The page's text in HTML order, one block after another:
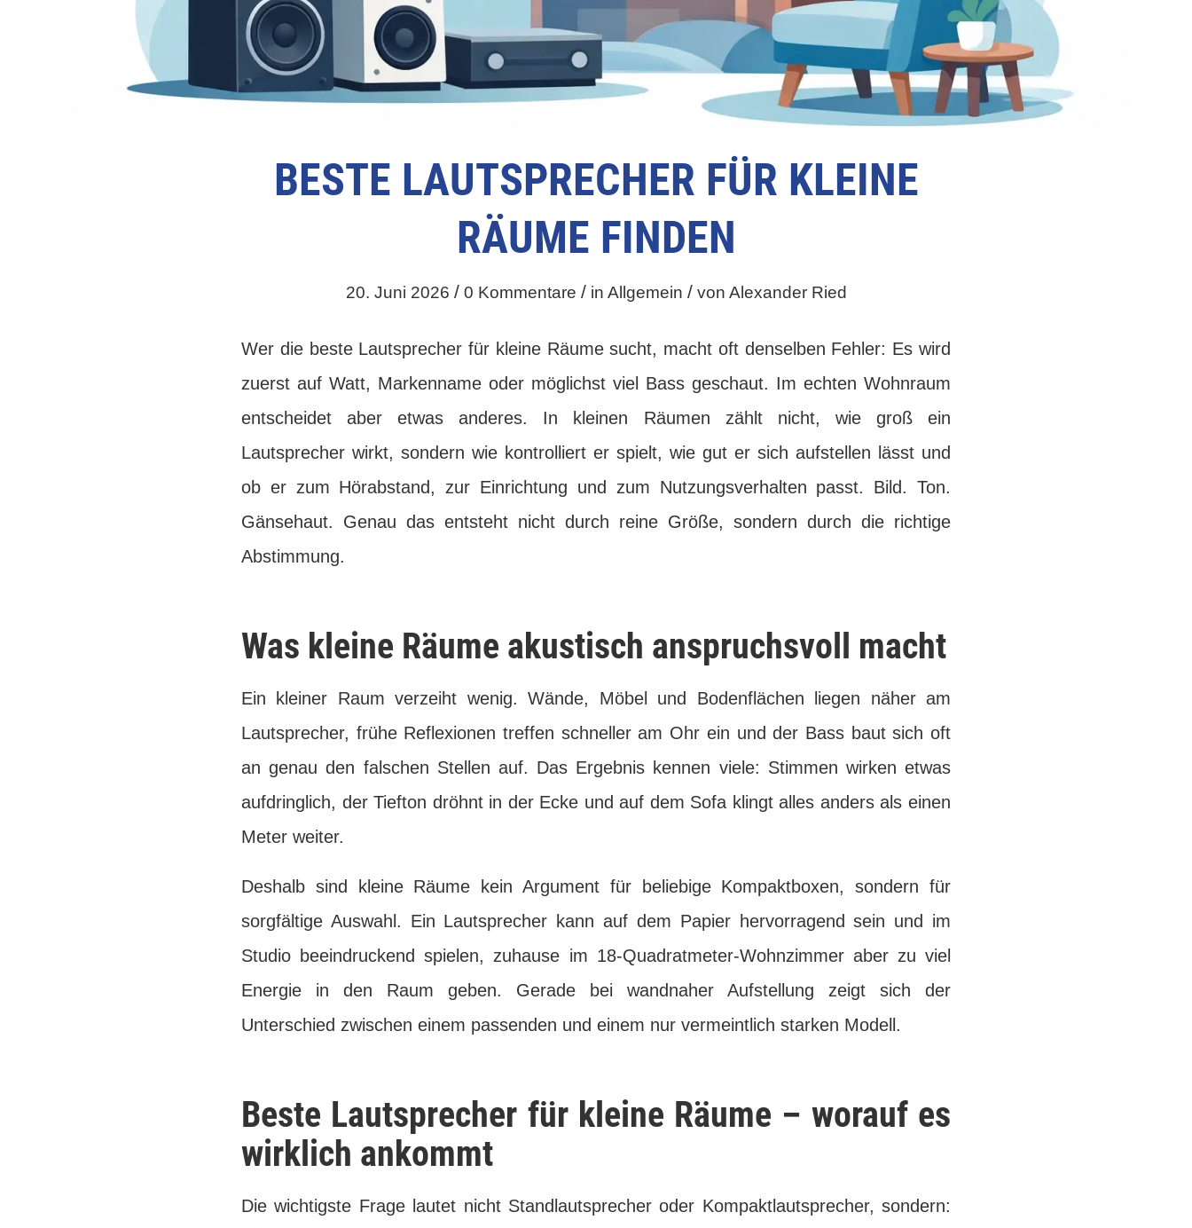
BESTE LAUTSPRECHER FÜR KLEINE
RÄUME FINDEN
20. Juni 2026 / 0 Kommentare / in Allgemein / von Alexander Ried
Wer die beste Lautsprecher für kleine Räume sucht, macht oft denselben Fehler: Es wird
zuerst auf Watt, Markenname oder möglichst viel Bass geschaut. Im echten Wohnraum
entscheidet aber etwas anderes. In kleinen Räumen zählt nicht, wie groß ein
Lautsprecher wirkt, sondern wie kontrolliert er spielt, wie gut er sich aufstellen lässt und
ob er zum Hörabstand, zur Einrichtung und zum Nutzungsverhalten passt. Bild. Ton.
Gänsehaut. Genau das entsteht nicht durch reine Größe, sondern durch die richtige
Abstimmung.
Was kleine Räume akustisch anspruchsvoll macht
Ein kleiner Raum verzeiht wenig. Wände, Möbel und Bodenflächen liegen näher am
Lautsprecher, frühe Reflexionen treffen schneller am Ohr ein und der Bass baut sich oft
an genau den falschen Stellen auf. Das Ergebnis kennen viele: Stimmen wirken etwas
aufdringlich, der Tiefton dröhnt in der Ecke und auf dem Sofa klingt alles anders als einen
Meter weiter.
Deshalb sind kleine Räume kein Argument für beliebige Kompaktboxen, sondern für
sorgfältige Auswahl. Ein Lautsprecher kann auf dem Papier hervorragend sein und im
Studio beeindruckend spielen, zuhause im 18-Quadratmeter-Wohnzimmer aber zu viel
Energie in den Raum geben. Gerade bei wandnaher Aufstellung zeigt sich der
Unterschied zwischen einem passenden und einem nur vermeintlich starken Modell.
Beste Lautsprecher für kleine Räume – worauf es
wirklich ankommt
Die wichtigste Frage lautet nicht Standlautsprecher oder Kompaktlautsprecher, sondern: